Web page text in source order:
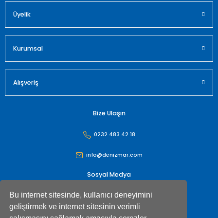
Bu internet sitesinde, kullanıcı deneyimini
geliştirmek ve internet sitesinin verimli
Üyelik
Kurumsal
Alışveriş
Bize Ulaşın
0232 483 42 18
info@denizmar.com
Sosyal Medya